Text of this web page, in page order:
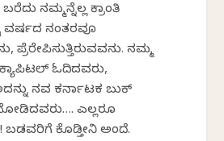
ನಮ್ಮನ್ನೆಲ್ಲ ಕ್ರಾಂತಿ
ವರ್ಷದ ನಂತರವೂ
ಪ್ರೆರೇಪಿಸುತ್ತಿರುವವನು. ನಮ್ಮ
ಓದಿದವರು,
ನವ ಕರ್ನಾಟಕ ಬುಕ್
ಎಲ್ಲರೂ
ಬಡವರಿಗೆ ಕೊಡ್ತೀನಿ ಅಂದೆ.